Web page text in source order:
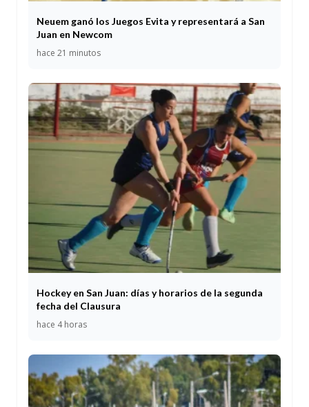
Neuem ganó los Juegos Evita y representará a San
Juan en Newcom
hace 21 minutos
Hockey en San Juan: días y horarios de la segunda
fecha del Clausura
hace 4 horas